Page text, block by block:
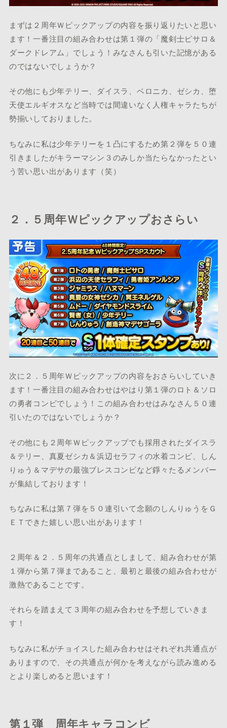
まずは２周年Ｗピックアップの内容を振り返りたいと思い
ます！一番注目の組み合わせは第１弾の「魔剣士ピサロ＆
ダークドレアム」でしょう！みなさんも引いた記憶がある
のではないでしょうか？
その他にも少年テリー、ダイスラ、ベロニカ、ゼシカ、堕
天使エルギオスなど当時では間違いなく人権キャラたちが
勢揃いしておりました。
ちなみに私は少年テリーを１凸にするため第２弾を５０連
引きましたがキラーマシン３のみしか当たらなかったとい
う苦い思い出があります（笑）
２．５周年Ｗピックアップおさらい
次に２．５周年Ｗピックアップの内容をおさらいしていき
ます！一番注目の組み合わせはやはり第１弾のロト＆ソロ
の勇者コンビでしょう！この組み合わせはみなさん５０連
引いたのではないでしょうか？
その他にも２周年Ｗピックアップでも採用されたダイスラ
＆テリー、真夏ゼシカ＆浜辺セラフィの水着コンビ、しん
りゅう＆マデサの最強ブレスコンビなど錚々たるメンバー
が集結しております！
ちなみに私は第７弾を５０連引いて念願のしんりゅうをＧ
ＥＴできた嬉しい思い出があります！
２周年＆２．５周年の共通点としまして、組み合わせが第
１弾から第７弾まであること、最初と最後の組み合わせが
激熱であることです。
それらを踏まえて３周年の組み合わせを予想していきま
す！
ちなみに私がチョイスした組み合わせはそれぞれ共通点が
ありますので、その共通点が何かを考えながら読み進める
とより楽しめると思います！
第１弾 周年キャラコンビ